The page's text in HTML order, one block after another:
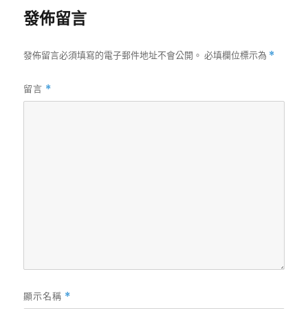
發佈留言
發佈留言必須填寫的電子郵件地址不會公開。 必填欄位標示為 *
留言 *
顯示名稱 *